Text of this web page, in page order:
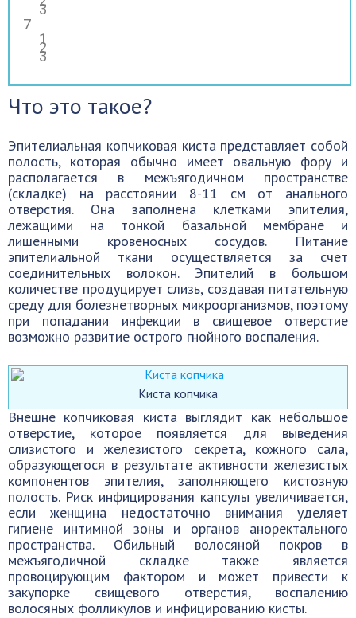
Что это такое?
Эпителиальная копчиковая киста представляет собой
полость, которая обычно имеет овальную фору и
располагается в межъягодичном пространстве
(складке) на расстоянии 8-11 см от анального
отверстия. Она заполнена клетками эпителия,
лежащими на тонкой базальной мембране и
лишенными кровеносных сосудов. Питание
эпителиальной ткани осуществляется за счет
соединительных волокон. Эпителий в большом
количестве продуцирует слизь, создавая питательную
среду для болезнетворных микроорганизмов, поэтому
при попадании инфекции в свищевое отверстие
возможно развитие острого гнойного воспаления.
Киста копчика
Внешне копчиковая киста выглядит как небольшое
отверстие, которое появляется для выведения
слизистого и железистого секрета, кожного сала,
образующегося в результате активности железистых
компонентов эпителия, заполняющего кистозную
полость. Риск инфицирования капсулы увеличивается,
если женщина недостаточно внимания уделяет
гигиене интимной зоны и органов аноректального
пространства. Обильный волосяной покров в
межъягодичной складке также является
провоцирующим фактором и может привести к
закупорке свищевого отверстия, воспалению
волосяных фолликулов и инфицированию кисты.